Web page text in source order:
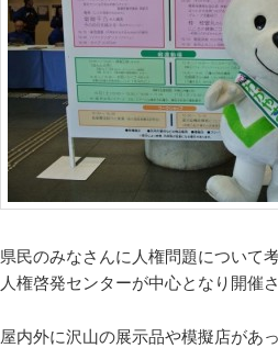
県民のみなさんに人権問題について
人権啓発センターが中心となり開催
屋内外に沢山の展示品や模擬店があ